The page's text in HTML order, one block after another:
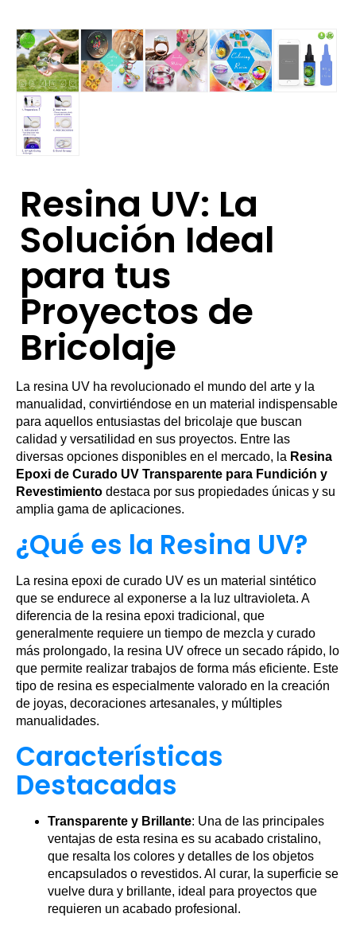
Resina UV: La
Solución Ideal
para tus
Proyectos de
Bricolaje
La resina UV ha revolucionado el mundo del arte y la
manualidad, convirtiéndose en un material indispensable
para aquellos entusiastas del bricolaje que buscan
calidad y versatilidad en sus proyectos. Entre las
diversas opciones disponibles en el mercado, la Resina
Epoxi de Curado UV Transparente para Fundición y
Revestimiento destaca por sus propiedades únicas y su
amplia gama de aplicaciones.
¿Qué es la Resina UV?
La resina epoxi de curado UV es un material sintético
que se endurece al exponerse a la luz ultravioleta. A
diferencia de la resina epoxi tradicional, que
generalmente requiere un tiempo de mezcla y curado
más prolongado, la resina UV ofrece un secado rápido, lo
que permite realizar trabajos de forma más eficiente. Este
tipo de resina es especialmente valorado en la creación
de joyas, decoraciones artesanales, y múltiples
manualidades.
Características
Destacadas
Transparente y Brillante: Una de las principales
ventajas de esta resina es su acabado cristalino,
que resalta los colores y detalles de los objetos
encapsulados o revestidos. Al curar, la superficie se
vuelve dura y brillante, ideal para proyectos que
requieren un acabado profesional.